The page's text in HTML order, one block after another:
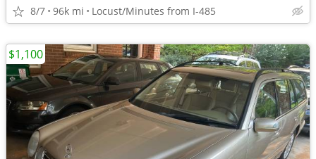
8/7 96k mi Locust/Minutes from I-485
$1,100